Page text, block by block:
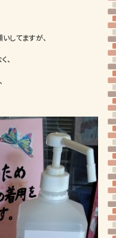
してますが、
、